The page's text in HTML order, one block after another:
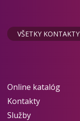
VŠETKY KONTAKTY
Online katalóg
Kontakty
Služby